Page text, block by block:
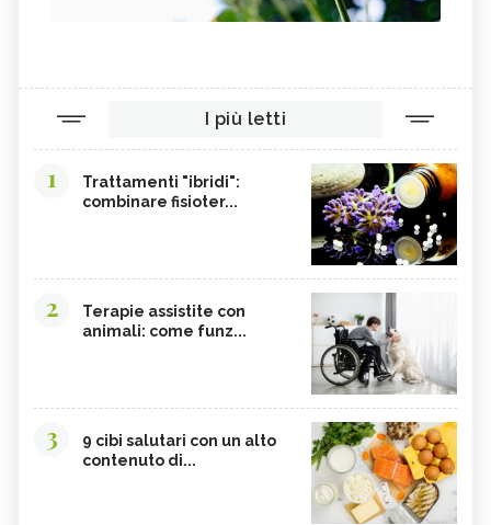
I più letti
1
Trattamenti "ibridi":
combinare fisioter...
2
Terapie assistite con
animali: come funz...
3
9 cibi salutari con un alto
contenuto di...